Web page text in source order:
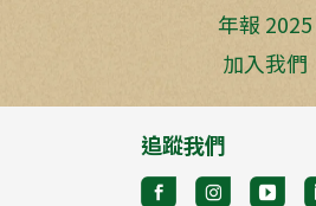
年報 2025
加入我們
追蹤我們